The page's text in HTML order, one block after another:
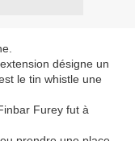
désigne un
le tin whistle une
Furey fut à